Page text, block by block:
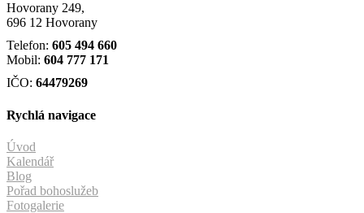
Hovorany 249,
696 12 Hovorany
Telefon: 605 494 660
Mobil: 604 777 171
IČO: 64479269
Rychlá navigace
Úvod
Kalendář
Blog
Pořad bohoslužeb
Fotogalerie